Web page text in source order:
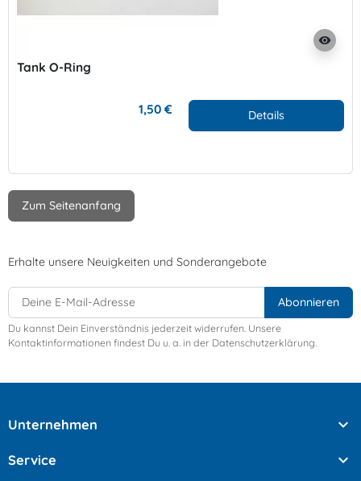
visibility
Tank O-Ring
1,50 € Details
Zum Seitenanfang
Erhalte unsere Neuigkeiten und Sonderangebote
Du kannst Dein Einverständnis jederzeit widerrufen. Unsere
Kontaktinformationen findest Du u. a. in der Datenschutzerklärung.
Unternehmen 
Service 